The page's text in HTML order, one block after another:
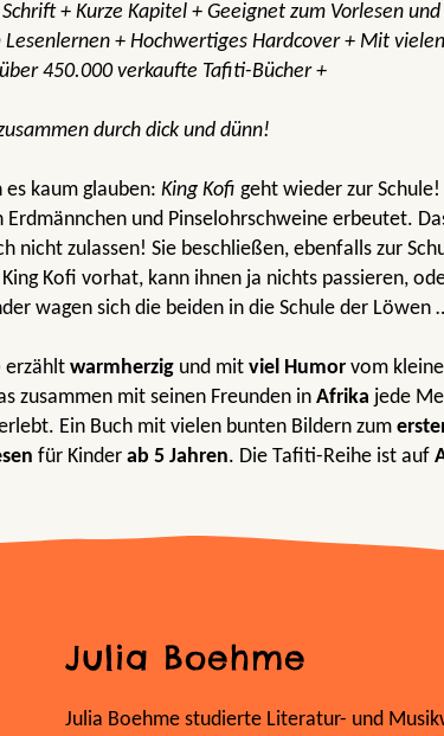
+ Kurze Kapitel + Geeignet zum Vorlesen
Lesenlernen + Hochwertiges Hardcover + Mit
450.000 verkaufte Tafiti-Bücher +
durch dick und dünn!
kaum glauben: King Kofi geht wieder zur
und Pinselohrschweine erbeutet.
nicht zulassen! Sie beschließen, ebenfalls zur
Kofi vorhat, kann ihnen ja nichts passieren,
wagen sich die beiden in die Schule der Löwen
erzählt warmherzig und mit viel Humor vom
zusammen mit seinen Freunden in Afrika jede
Ein Buch mit vielen bunten Bildern zum
für Kinder ab 5 Jahren. Die Tafiti-Reihe ist auf
Julia Boehme
Julia Boehme studierte Literatur- und